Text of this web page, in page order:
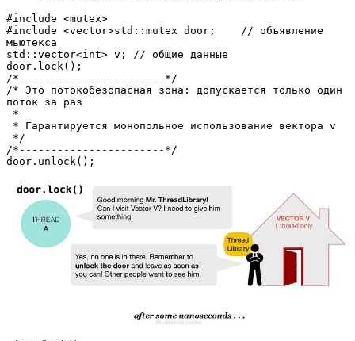
#include <mutex>
#include <vector>std::mutex door;    // объявление
мьютекса
std::vector<int> v; // общие данные
door.lock();
/*-----------------------*/
/* Это потокобезопасная зона: допускается только один
поток за раз
/*-----------------------*/
door.unlock();